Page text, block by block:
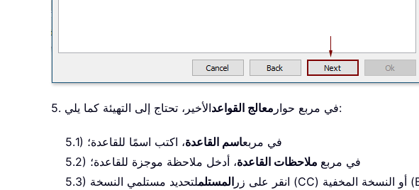
5. في مربع حوار معالج القواعد الأخير، تحتاج إلى التهيئة كما يلي:
5.1) في مربعاسم القاعدة، اكتب اسمًا للقاعدة؛
5.2) في مربع ملاحظات القاعدة، أدخل ملاحظة موجزة للقاعدة؛
5.3) انقر على زر المستلم